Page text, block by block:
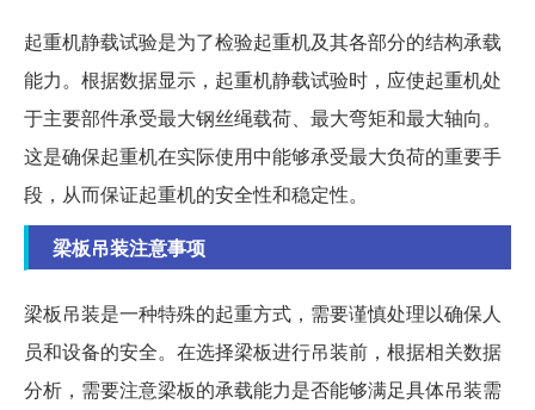
起重机静载试验是为了检验起重机及其各部分的结构承载
能力。根据数据显示，起重机静载试验时，应使起重机处
于主要部件承受最大钢丝绳载荷、最大弯矩和最大轴向。
这是确保起重机在实际使用中能够承受最大负荷的重要手
段，从而保证起重机的安全性和稳定性。
梁板吊装注意事项
梁板吊装是一种特殊的起重方式，需要谨慎处理以确保人
员和设备的安全。在选择梁板进行吊装前，根据相关数据
分析，需要注意梁板的承载能力是否能够满足具体吊装需